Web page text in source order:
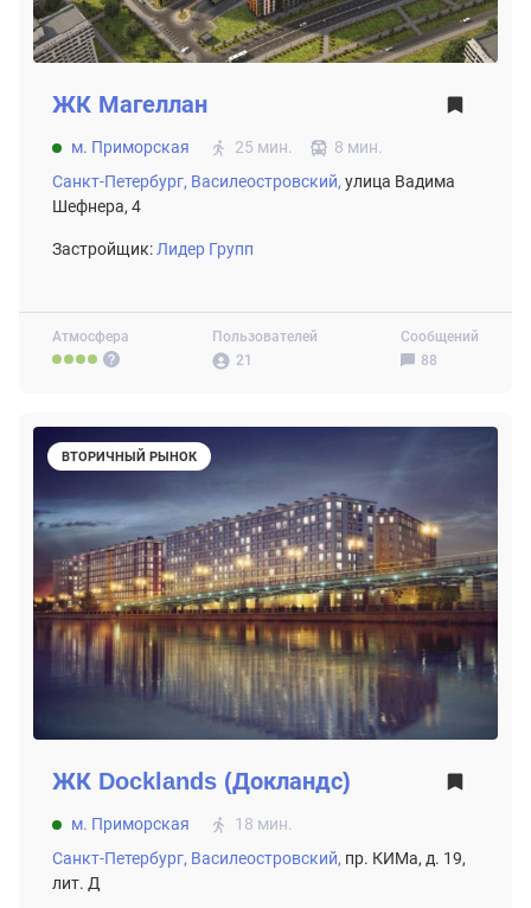
Атмосфера
Пользователей
21
Сообщений
88
ЖК Магеллан
м. Приморская 25 мин.
8 мин.
Санкт-Петербург, Василеостровский, улица Вадима
Шефнера, 4
Застройщик: Лидер Групп
ВТОРИЧНЫЙ РЫНОК
ЖК Docklands (Докландс)
м. Приморская
18 мин.
Санкт-Петербург, Василеостровский, пр. КИМа, д. 19,
лит. Д